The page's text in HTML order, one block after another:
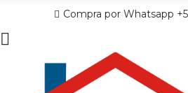
Compra por Whatsapp